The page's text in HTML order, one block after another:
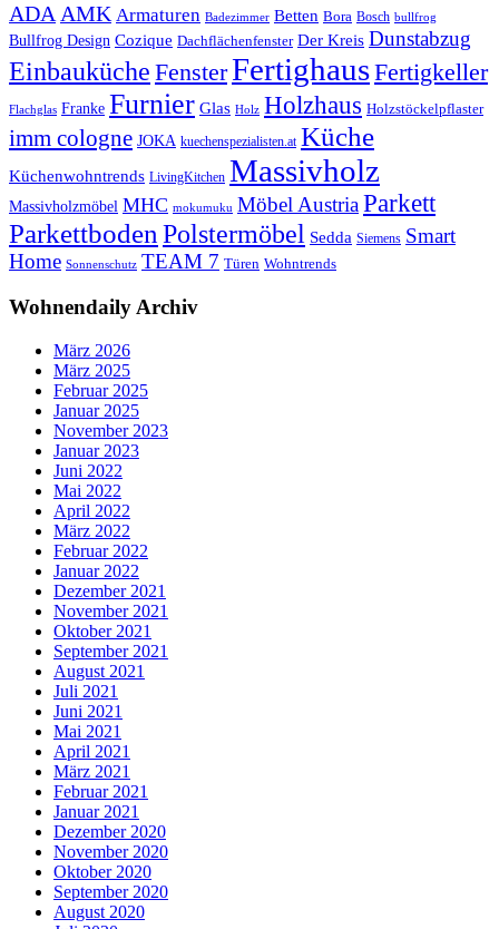
ADA AMK Armaturen Badezimmer Betten Bora Bosch bullfrog
Bullfrog Design Cozique Dachflächenfenster Der Kreis Dunstabzug
Einbauküche FensterFertighausFertigkeller
Flachglas Franke Furnier Glas Holz Holzhaus Holzstöckelpflaster
imm cologne JOKA kuechenspezialisten.at Küche
Küchenwohntrends LivingKitchen Massivholz
Massivholzmöbel MHC mokumuku Möbel AustriaParkett
Parkettboden Polstermöbel Sedda Siemens Smart
Home Sonnenschutz TEAM 7 Türen Wohntrends
Wohnendaily Archiv
März 2026
März 2025
Februar 2025
Januar 2025
November 2023
Januar 2023
Juni 2022
Mai 2022
April 2022
März 2022
Februar 2022
Januar 2022
Dezember 2021
November 2021
Oktober 2021
September 2021
August 2021
Juli 2021
Juni 2021
Mai 2021
April 2021
März 2021
Februar 2021
Januar 2021
Dezember 2020
November 2020
Oktober 2020
September 2020
August 2020